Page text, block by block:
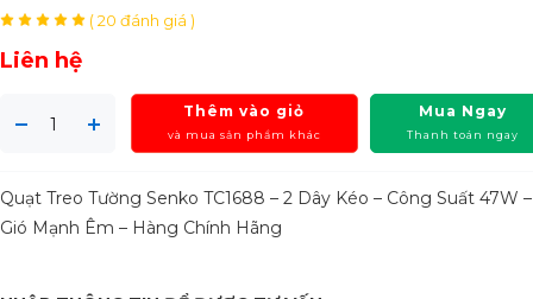
( 20 đánh giá )
Liên hệ
Thêm vào giỏ
và mua sản phẩm khác
Mua Ngay
Thanh toán ngay
Quạt Treo Tường Senko TC1688 – 2 Dây Kéo – Công Suất 47W –
Gió Mạnh Êm – Hàng Chính Hãng